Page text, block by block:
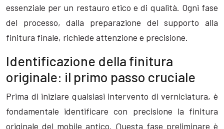
essenziale per un restauro etico e di qualità. Ogni fase
del processo, dalla preparazione del supporto alla
finitura finale, richiede attenzione e precisione.
Identificazione della finitura
originale: il primo passo cruciale
Prima di iniziare qualsiasi intervento di verniciatura, è
fondamentale identificare con precisione la finitura
originale del mobile antico. Questa fase preliminare è